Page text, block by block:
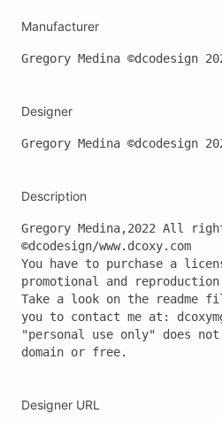
Manufacturer
Gregory Medina ©dcodesign
Designer
Gregory Medina ©dcodesign
Description
Gregory Medina,2022 All
©dcodesign/www.dcoxy.com
You have to purchase a
promotional and
Take a look on the readme
you to contact me at:
"personal use only" does
domain or free.
Designer URL